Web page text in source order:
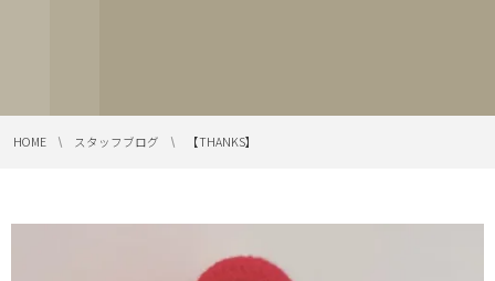
HOME スタッフブログ 【THANKS】